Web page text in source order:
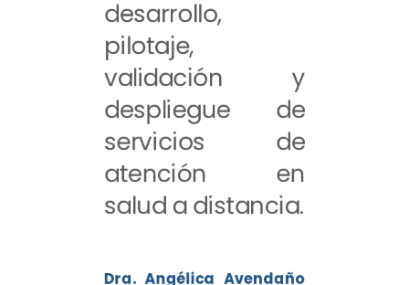
desarrollo,
pilotaje,
validación y
despliegue de
servicios de
atención en
salud a distancia.
Dra. Angélica Avendaño